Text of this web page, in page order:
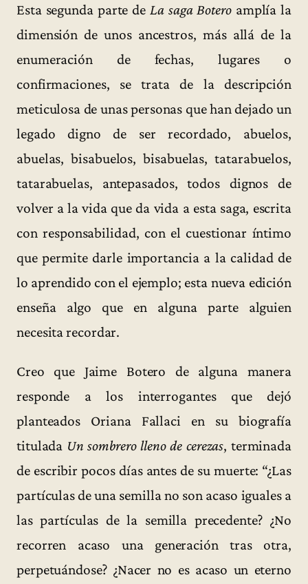
Esta segunda parte de La saga Boteroamplía la
dimensión de unos ancestros, más allá de la
enumeración de fechas, lugares o
confirmaciones, se trata de la descripción
meticulosa de unas personas que han dejado un
legado digno de ser recordado, abuelos,
abuelas, bisabuelos, bisabuelas, tatarabuelos,
tatarabuelas, antepasados, todos dignos de
volver a la vida que da vida a esta saga, escrita
con responsabilidad, con el cuestionar íntimo
que permite darle importancia a la calidad de
lo aprendido con el ejemplo; esta nueva edición
enseña algo que en alguna parte alguien
necesita recordar.
Creo que Jaime Botero de alguna manera
responde a los interrogantes que dejó
planteados Oriana Fallaci en su biografía
titulada Un sombrero lleno de cerezas, terminada
de escribir pocos días antes de su muerte: “¿Las
partículas de una semilla no son acaso iguales a
las partículas de la semilla precedente? ¿No
recorren acaso una generación tras otra,
perpetuándose? ¿Nacer no es acaso un eterno